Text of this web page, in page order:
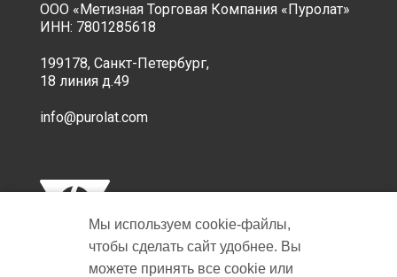
ООО «Метизная Торговая Компания «Пуролат»
ИНН: 7801285618
199178, Санкт-Петербург,
18 линия д.49
info@purolat.com
Мы используем cookie‑файлы,
чтобы сделать сайт удобнее. Вы
можете принять все cookie или